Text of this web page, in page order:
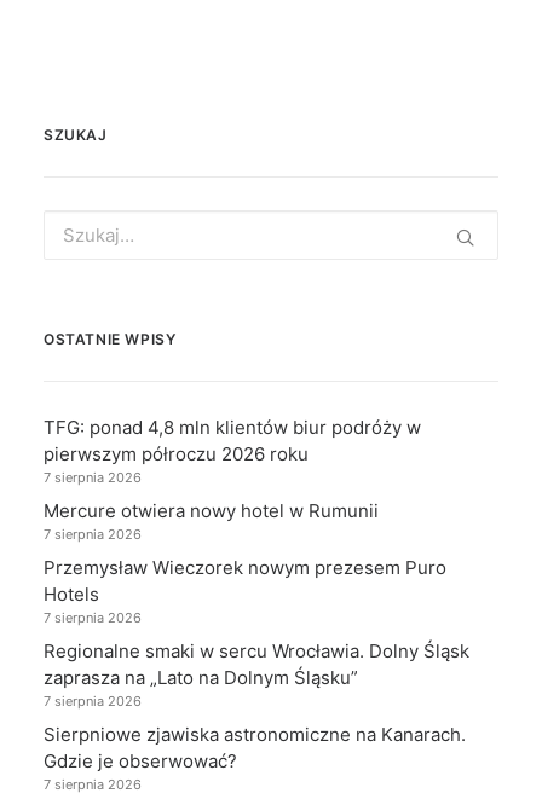
SZUKAJ
for:
OSTATNIE WPISY
TFG: ponad 4,8 mln klientów biur podróży w
pierwszym półroczu 2026 roku
7 sierpnia 2026
Mercure otwiera nowy hotel w Rumunii
7 sierpnia 2026
Przemysław Wieczorek nowym prezesem Puro
Hotels
7 sierpnia 2026
Regionalne smaki w sercu Wrocławia. Dolny Śląsk
zaprasza na „Lato na Dolnym Śląsku”
7 sierpnia 2026
Sierpniowe zjawiska astronomiczne na Kanarach.
Gdzie je obserwować?
7 sierpnia 2026